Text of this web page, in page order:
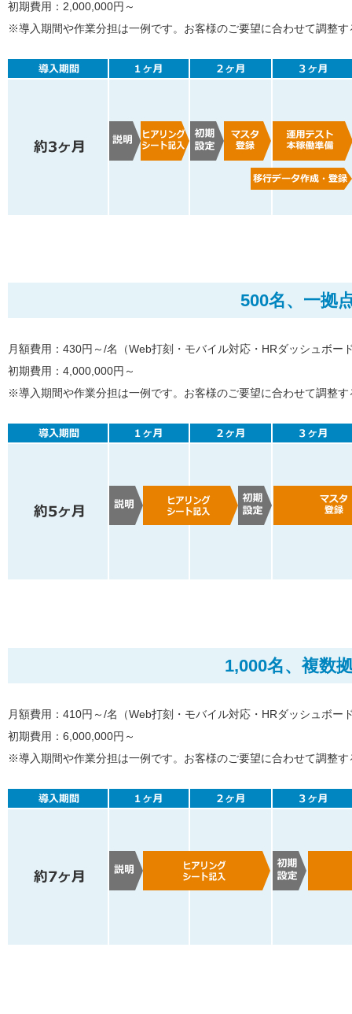
初期費用：2,000,000円～
※導入期間や作業分担は一例です。お客様のご要望に合わせて調整
500名、一拠
月額費用：430円～/名（Web打刻・モバイル対応・HRダッシュボー
初期費用：4,000,000円～
※導入期間や作業分担は一例です。お客様のご要望に合わせて調整
1,000名、複数
月額費用：410円～/名（Web打刻・モバイル対応・HRダッシュボー
初期費用：6,000,000円～
※導入期間や作業分担は一例です。お客様のご要望に合わせて調整